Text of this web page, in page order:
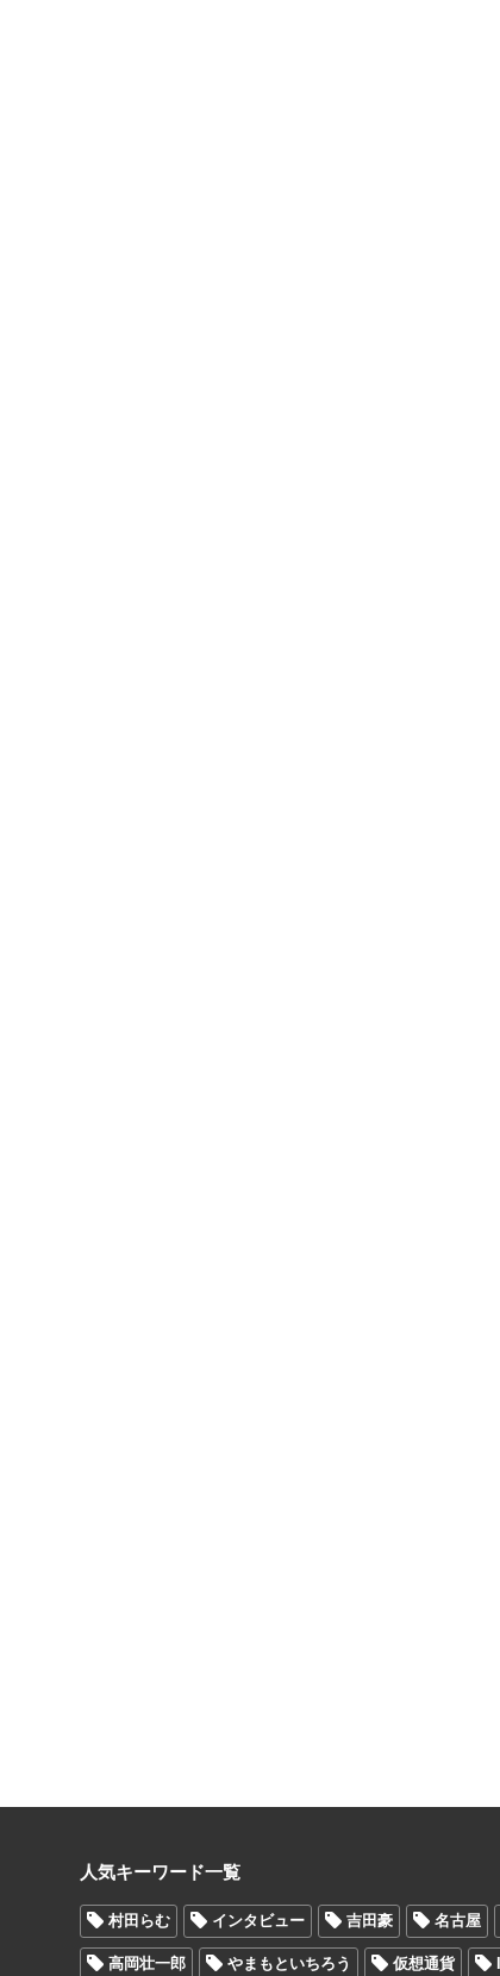
人気キーワード一覧
村田らむ インタビュー 吉田豪 名古屋
高岡壮一郎 やまもといちろう 仮想通貨